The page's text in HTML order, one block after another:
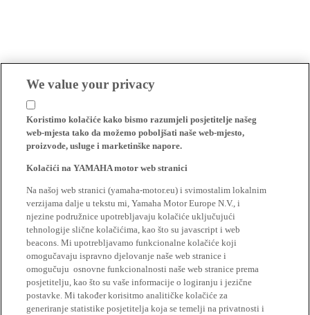
We value your privacy
Koristimo kolačiće kako bismo razumjeli posjetitelje našeg
web-mjesta tako da možemo poboljšati naše web-mjesto,
proizvode, usluge i marketinške napore.
Kolačići na YAMAHA motor web stranici
Na našoj web stranici (yamaha-motor.eu) i svimostalim lokalnim
verzijama dalje u tekstu mi, Yamaha Motor Europe N.V., i
njezine podružnice upotrebljavaju kolačiće uključujući
tehnologije slične kolačićima, kao što su javascript i web
beacons. Mi upotrebljavamo funkcionalne kolačiće koji
omogučavaju ispravno djelovanje naše web stranice i
omogučuju osnovne funkcionalnosti naše web stranice prema
posjetitelju, kao što su vaše informacije o logiranju i jezične
postavke. Mi također korisitmo analitičke kolačiće za
generiranje statistike posjetitelja koja se temelji na privatnosti i